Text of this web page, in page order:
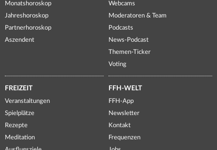
Monatshoroskop
Jahreshoroskop
Partnerhoroskop
Aszendent
Webcams
Moderatoren & Team
Podcasts
News-Podcast
Themen-Ticker
Voting
FREIZEIT
Veranstaltungen
Spielplätze
Rezepte
Meditation
FFH-WELT
FFH-App
Newsletter
Kontakt
Frequenzen